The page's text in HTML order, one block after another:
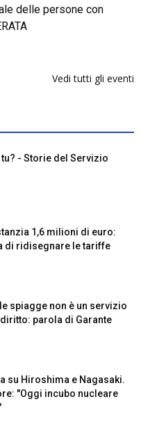
delle persone con
Vedi tutti gli eventi
- Storie del Servizio
1,6 milioni di euro:
di ridisegnare le tariffe
spiagge non è un servizio
parola di Garante
su Hiroshima e Nagasaki.
"Oggi incubo nucleare